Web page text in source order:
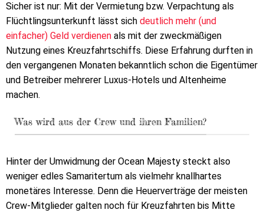
Sicher ist nur: Mit der Vermietung bzw. Verpachtung als
Flüchtlingsunterkunft lässt sich deutlich mehr (und
einfacher) Geld verdienen als mit der zweckmäßigen
Nutzung eines Kreuzfahrtschiffs. Diese Erfahrung durften in
den vergangenen Monaten bekanntlich schon die Eigentümer
und Betreiber mehrerer Luxus-Hotels und Altenheime
machen.
Was wird aus der Crew und ihren Familien?
Hinter der Umwidmung der Ocean Majesty steckt also
weniger edles Samaritertum als vielmehr knallhartes
monetäres Interesse. Denn die Heuerverträge der meisten
Crew-Mitglieder galten noch für Kreuzfahrten bis Mitte